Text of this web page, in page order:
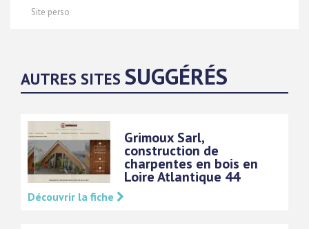
Site perso
AUTRES SITES SUGGÉRÉS
Grimoux Sarl,
construction de
charpentes en bois en
Loire Atlantique 44
Découvrir la fiche